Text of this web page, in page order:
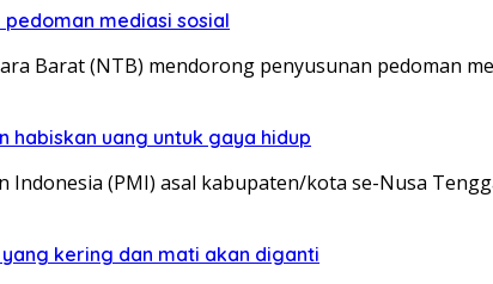
mediasi sosial
Barat (NTB) mendorong penyusunan pedoman
habiskan uang untuk gaya hidup
Indonesia (PMI) asal kabupaten/kota se-Nusa
kering dan mati akan diganti